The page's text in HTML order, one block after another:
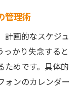
管理術
計画的なスケジュ
かり失念すると
ためです。具体的
ォンのカレンダー